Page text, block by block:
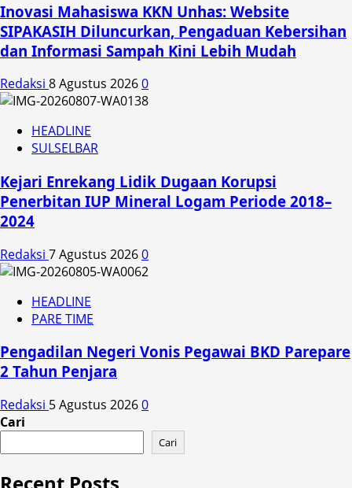
Inovasi Mahasiswa KKN Unhas: Website
SIPAKASIH Diluncurkan, Pengaduan Kebersihan
dan Informasi Sampah Kini Lebih Mudah
Redaksi 8 Agustus 20260
HEADLINE
SULSELBAR
Kejari Enrekang Lidik Dugaan Korupsi
Penerbitan IUP Mineral Logam Periode 2018–
2024
Redaksi 7 Agustus 20260
HEADLINE
PARE TIME
Pengadilan Negeri Vonis Pegawai BKD Parepare
2 Tahun Penjara
Redaksi 5 Agustus 20260
Cari
Cari